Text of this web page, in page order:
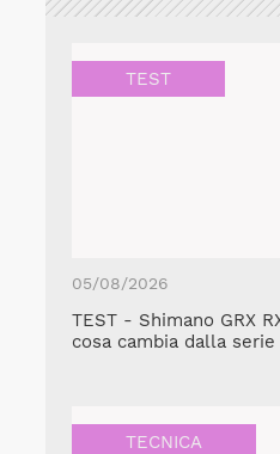
TEST
05/08/2026
TEST - Shimano GRX
cosa cambia dalla serie
TECNICA